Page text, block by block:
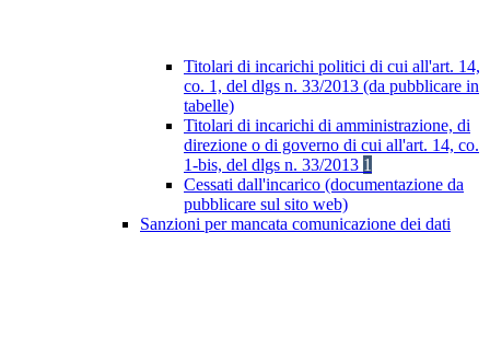
Titolari di incarichi politici di cui all'art. 14,
co. 1, del dlgs n. 33/2013 (da pubblicare in
tabelle)
Titolari di incarichi di amministrazione, di
direzione o di governo di cui all'art. 14, co.
1-bis, del dlgs n. 33/2013 1
Cessati dall'incarico (documentazione da
pubblicare sul sito web)
Sanzioni per mancata comunicazione dei dati